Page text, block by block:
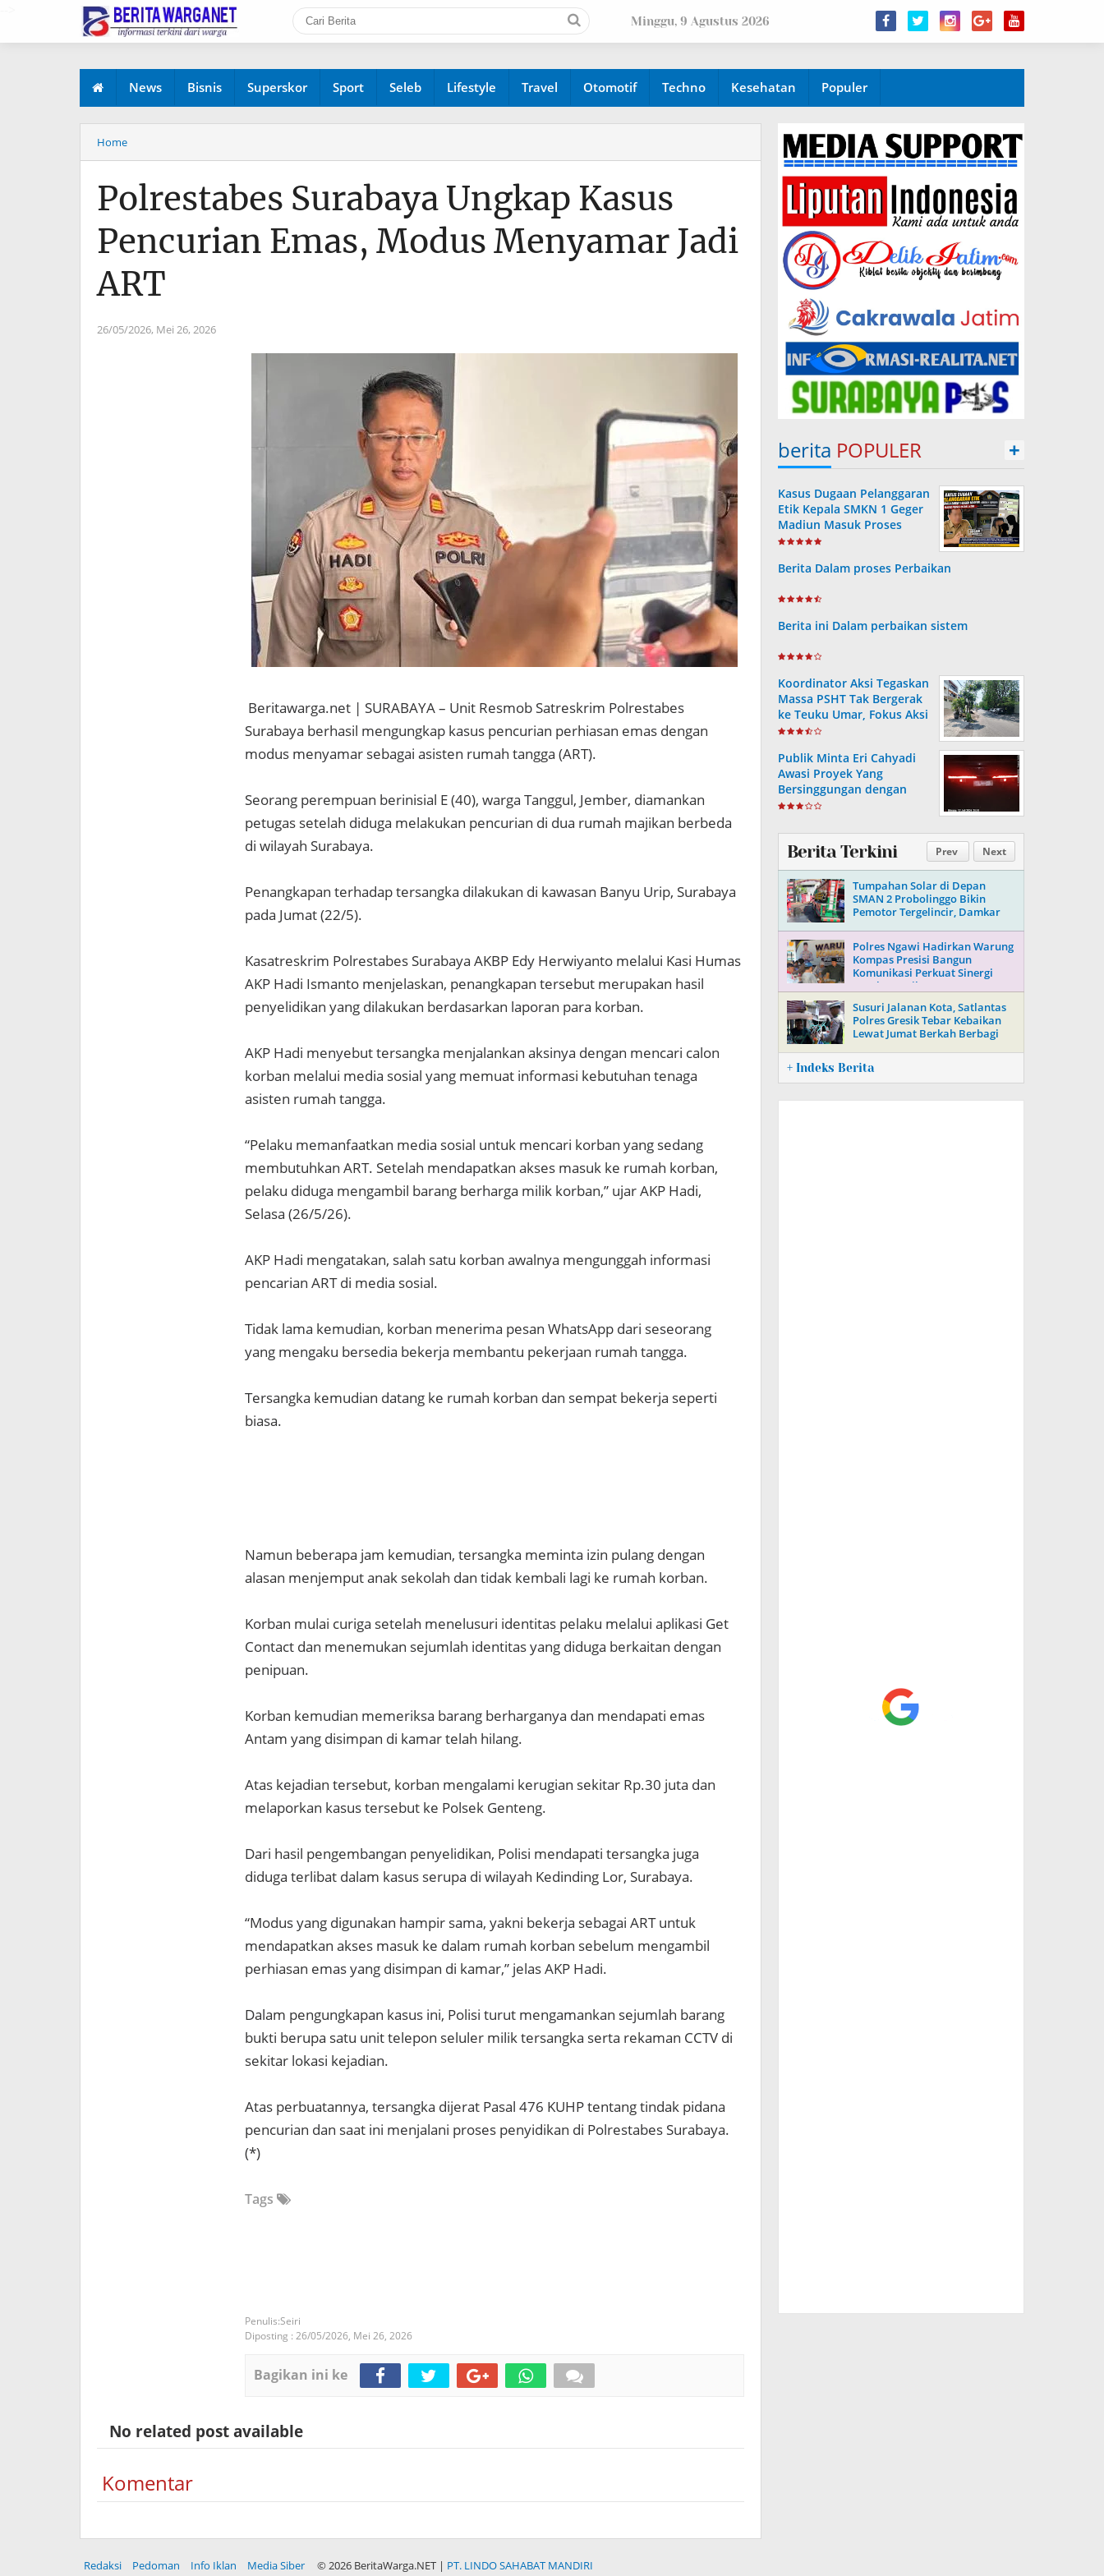
Minggu, 9 Agustus 2026
News Bisnis Superskor Sport Seleb Lifestyle Travel Otomotif Techno Kesehatan Populer
Home
Polrestabes Surabaya Ungkap Kasus
Pencurian Emas, Modus Menyamar Jadi
ART
26/05/2026, Mei 26, 2026
Beritawarga.net | SURABAYA – Unit Resmob Satreskrim Polrestabes
Surabaya berhasil mengungkap kasus pencurian perhiasan emas dengan
modus menyamar sebagai asisten rumah tangga (ART).
Seorang perempuan berinisial E (40), warga Tanggul, Jember, diamankan
petugas setelah diduga melakukan pencurian di dua rumah majikan berbeda
di wilayah Surabaya.
Penangkapan terhadap tersangka dilakukan di kawasan Banyu Urip, Surabaya
pada Jumat (22/5).
Kasatreskrim Polrestabes Surabaya AKBP Edy Herwiyanto melalui Kasi Humas
AKP Hadi Ismanto menjelaskan, penangkapan tersebut merupakan hasil
penyelidikan yang dilakukan berdasarkan laporan para korban.
AKP Hadi menyebut tersangka menjalankan aksinya dengan mencari calon
korban melalui media sosial yang memuat informasi kebutuhan tenaga
asisten rumah tangga.
“Pelaku memanfaatkan media sosial untuk mencari korban yang sedang
membutuhkan ART. Setelah mendapatkan akses masuk ke rumah korban,
pelaku diduga mengambil barang berharga milik korban,” ujar AKP Hadi,
Selasa (26/5/26).
AKP Hadi mengatakan, salah satu korban awalnya mengunggah informasi
pencarian ART di media sosial.
Tidak lama kemudian, korban menerima pesan WhatsApp dari seseorang
yang mengaku bersedia bekerja membantu pekerjaan rumah tangga.
Tersangka kemudian datang ke rumah korban dan sempat bekerja seperti
biasa.
Namun beberapa jam kemudian, tersangka meminta izin pulang dengan
alasan menjemput anak sekolah dan tidak kembali lagi ke rumah korban.
Korban mulai curiga setelah menelusuri identitas pelaku melalui aplikasi Get
Contact dan menemukan sejumlah identitas yang diduga berkaitan dengan
penipuan.
Korban kemudian memeriksa barang berharganya dan mendapati emas
Antam yang disimpan di kamar telah hilang.
Atas kejadian tersebut, korban mengalami kerugian sekitar Rp.30 juta dan
melaporkan kasus tersebut ke Polsek Genteng.
Dari hasil pengembangan penyelidikan, Polisi mendapati tersangka juga
diduga terlibat dalam kasus serupa di wilayah Kedinding Lor, Surabaya.
“Modus yang digunakan hampir sama, yakni bekerja sebagai ART untuk
mendapatkan akses masuk ke dalam rumah korban sebelum mengambil
perhiasan emas yang disimpan di kamar,” jelas AKP Hadi.
Dalam pengungkapan kasus ini, Polisi turut mengamankan sejumlah barang
bukti berupa satu unit telepon seluler milik tersangka serta rekaman CCTV di
sekitar lokasi kejadian.
Atas perbuatannya, tersangka dijerat Pasal 476 KUHP tentang tindak pidana
pencurian dan saat ini menjalani proses penyidikan di Polrestabes Surabaya.
(*)
Tags
Seiri
Diposting : 26/05/2026, Mei 26, 2026
Bagikan ini ke
No related post available
Komentar
berita POPULER +
Kasus Dugaan Pelanggaran
Etik Kepala SMKN 1 Geger
Madiun Masuk Proses
Disdik Jatim
Berita Dalam proses Perbaikan
Berita ini Dalam perbaikan sistem
Koordinator Aksi Tegaskan
Massa PSHT Tak Bergerak
ke Teuku Umar, Fokus Aksi
di Polrestabes Surabaya
Publik Minta Eri Cahyadi
Awasi Proyek Yang
Bersinggungan dengan
Aset Telkom di Surabaya
Prev Next
Berita Terkini
Tumpahan Solar di Depan
SMAN 2 Probolinggo Bikin
Pemotor Tergelincir, Damkar
Polres Ngawi Hadirkan Warung
Kompas Presisi Bangun
Komunikasi Perkuat Sinergi
untuk Kamtibmas
Susuri Jalanan Kota, Satlantas
Polres Gresik Tebar Kebaikan
Lewat Jumat Berkah Berbagi
+ Indeks Berita
Redaksi Pedoman Info Iklan Media Siber ©2026 BeritaWarga.NET | PT. LINDO SAHABAT MANDIRI